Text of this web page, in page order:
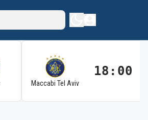
Maccabi Tel Aviv
18:00